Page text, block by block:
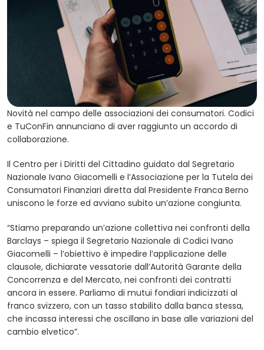
Novità nel campo delle associazioni dei consumatori. Codici
e TuConFin annunciano di aver raggiunto un accordo di
collaborazione.
Il Centro per i Diritti del Cittadino guidato dal Segretario
Nazionale Ivano Giacomelli e l’Associazione per la Tutela dei
Consumatori Finanziari diretta dal Presidente Franca Berno
uniscono le forze ed avviano subito un’azione congiunta.
“Stiamo preparando un’azione collettiva nei confronti della
Barclays – spiega il Segretario Nazionale di Codici Ivano
Giacomelli – l’obiettivo è impedire l’applicazione delle
clausole, dichiarate vessatorie dall’Autorità Garante della
Concorrenza e del Mercato, nei confronti dei contratti
ancora in essere. Parliamo di mutui fondiari indicizzati al
franco svizzero, con un tasso stabilito dalla banca stessa,
che incassa interessi che oscillano in base alle variazioni del
cambio elvetico”.